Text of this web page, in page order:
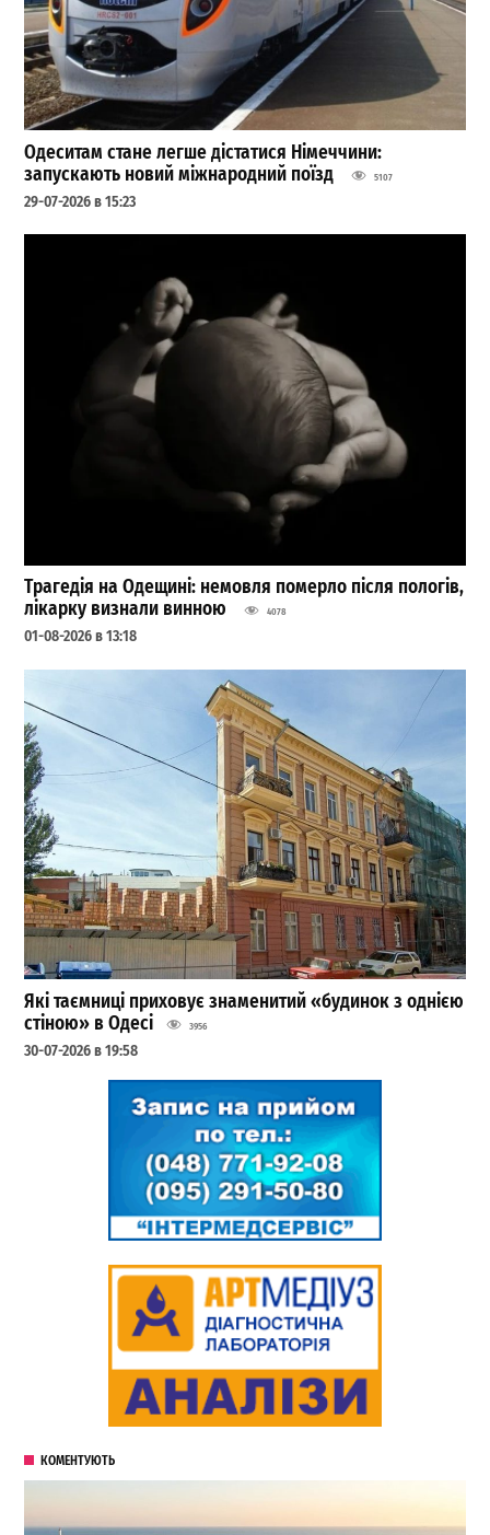
Одеситам стане легше дістатися Німеччини:
запускають новий міжнародний поїзд
5107
29-07-2026 в 15:23
Трагедія на Одещині: немовля померло після пологів,
лікарку визнали винною
4078
01-08-2026 в 13:18
Які таємниці приховує знаменитий «будинок з однією
стіною» в Одесі
3956
30-07-2026 в 19:58
КОМЕНТУЮТЬ